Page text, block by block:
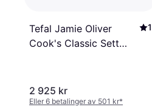
Tefal Jamie Oliver
Cook's Classic Sett
1
2 925 kr
Eller 6 betalinger av 501 kr*